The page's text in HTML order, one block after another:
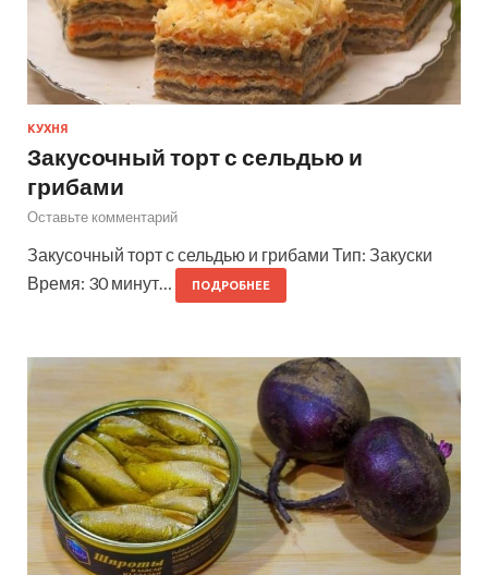
КУХНЯ
Закусочный торт с сельдью и
грибами
Оставьте комментарий
Закусочный торт с сельдью и грибами Тип: Закуски
Время: 30 минут…
ПОДРОБНЕЕ